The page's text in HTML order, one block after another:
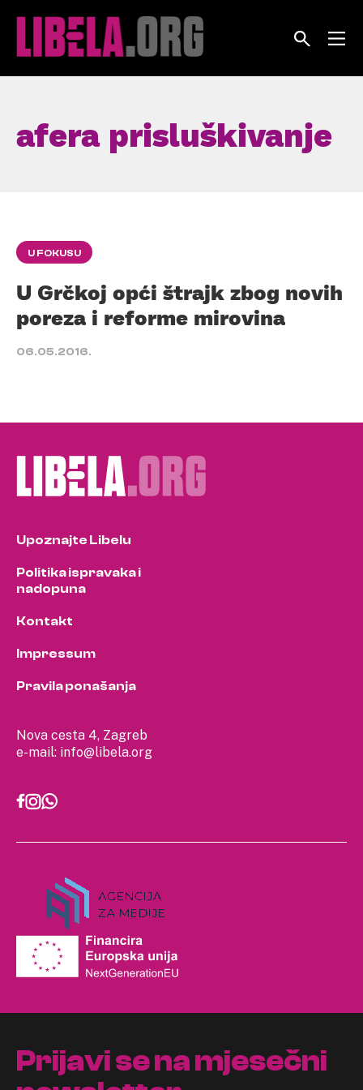
afera prisluškivanje
U FOKUSU
U Grčkoj opći štrajk zbog novih
poreza i reforme mirovina
06.05.2016.
Nova cesta 4, Zagreb
e-mail: info@libela.org
Upoznajte Libelu
Politika ispravaka i
nadopuna
Kontakt
Impressum
Pravila ponašanja
Prijavi se na mjesečni